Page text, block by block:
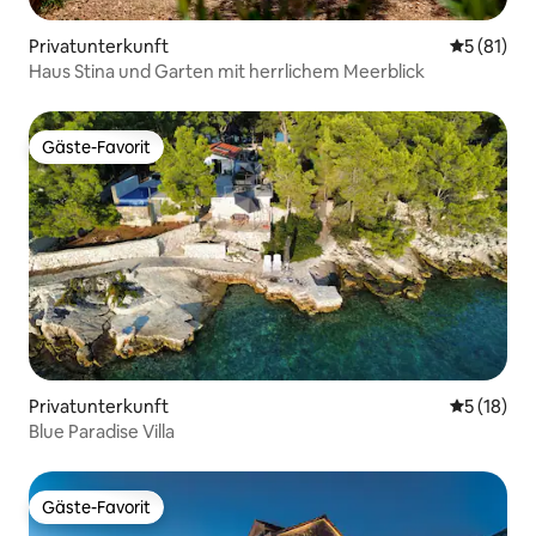
Privatunterkunft
5 (81)
Haus Stina und Garten mit herrlichem Meerblick
Gäste-Favorit
Gäste-Favorit
Privatunterkunft
5 (18)
Blue Paradise Villa
Gäste-Favorit
Gäste-Favorit